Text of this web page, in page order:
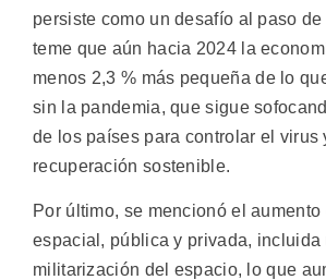
persiste como un desafío al paso
teme que aún hacia 2024 la
menos 2,3 % más pequeña de lo
sin la pandemia, que sigue
de los países para controlar el virus
recuperación sostenible.
Por último, se mencionó el
espacial, pública y privada, incluida
militarización del espacio, lo que